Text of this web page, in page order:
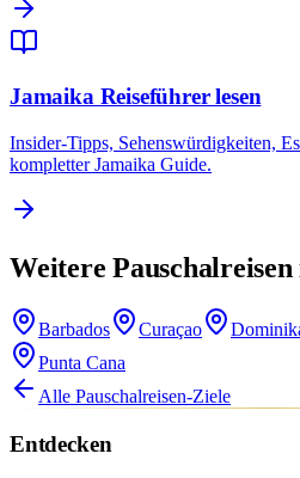
Jamaika Reiseführer lesen
Insider-Tipps, Sehenswürdigkeiten,
kompletter Jamaika Guide.
Weitere
Barbados Curaçao
Punta Cana
Alle Pauschalreisen-Ziele
Entdecken